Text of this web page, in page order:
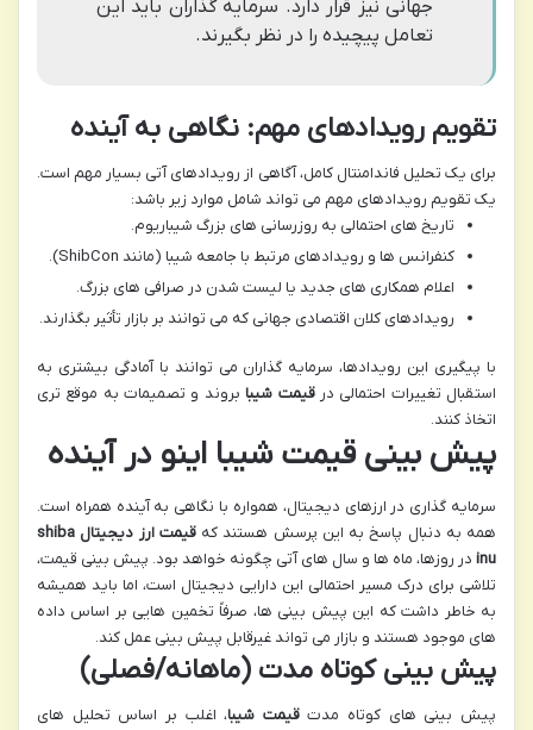
جهانی نیز قرار دارد. سرمایه گذاران باید این
تعامل پیچیده را در نظر بگیرند.
تقویم رویدادهای مهم: نگاهی به آینده
برای یک تحلیل فاندامنتال کامل، آگاهی از رویدادهای آتی بسیار مهم است.
یک تقویم رویدادهای مهم می تواند شامل موارد زیر باشد:
تاریخ های احتمالی به روزرسانی های بزرگ شیباریوم.
کنفرانس ها و رویدادهای مرتبط با جامعه شیبا (مانند ShibCon).
اعلام همکاری های جدید یا لیست شدن در صرافی های بزرگ.
رویدادهای کلان اقتصادی جهانی که می توانند بر بازار تأثیر بگذارند.
با پیگیری این رویدادها، سرمایه گذاران می توانند با آمادگی بیشتری به
استقبال تغییرات احتمالی درقیمت شیبا بروند و تصمیمات به موقع تری
اتخاذ کنند.
پیش بینی قیمت شیبا اینو در آینده
سرمایه گذاری در ارزهای دیجیتال، همواره با نگاهی به آینده همراه است.
همه به دنبال پاسخ به این پرسش هستند که
قیمت ارز دیجیتال shiba
inu در روزها، ماه ها و سال های آتی چگونه خواهد بود. پیش بینی قیمت،
تلاشی برای درک مسیر احتمالی این دارایی دیجیتال است، اما باید همیشه
به خاطر داشت که این پیش بینی ها، صرفاً تخمین هایی بر اساس داده
های موجود هستند و بازار می تواند غیرقابل پیش بینی عمل کند.
پیش بینی کوتاه مدت (ماهانه/فصلی)
پیش بینی های کوتاه مدتقیمت شیبا، اغلب بر اساس تحلیل های